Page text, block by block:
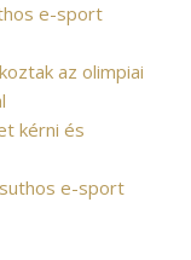
e-sport
az olimpiai
kérni és
e-sport